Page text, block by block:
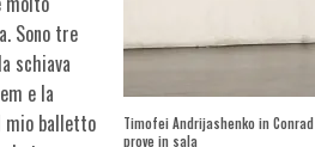
Timofei Andrijashenko in Conrad
prove in sala
Sono tre
schiava
e la
mio balletto